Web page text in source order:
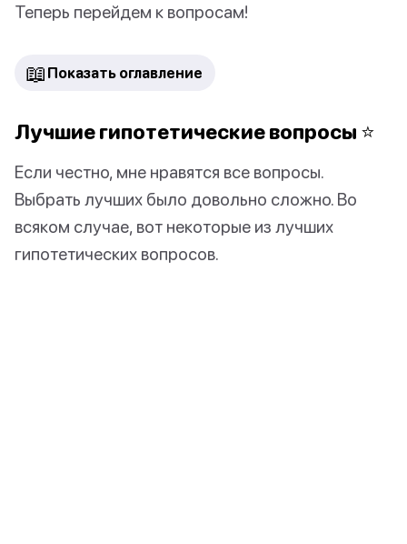
Теперь перейдем к вопросам!
📖 Показать оглавление
Лучшие гипотетические вопросы ⭐️
Если честно, мне нравятся все вопросы.
Выбрать лучших было довольно сложно. Во
всяком случае, вот некоторые из лучших
гипотетических вопросов.